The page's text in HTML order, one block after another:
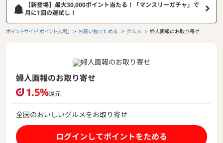
【新登場】最大30,000ポイント当たる！「マンスリーガチャ」で
月に1回の運試し！
ポイントサイト「ポイント広場」 お買い物でためる グルメ 婦人画報のお取り寄せ
婦人画報のお取り寄せ
1.5%還元
全国のおいしいグルメをお取り寄せ
もっと見る
ログインしてポイントをためる